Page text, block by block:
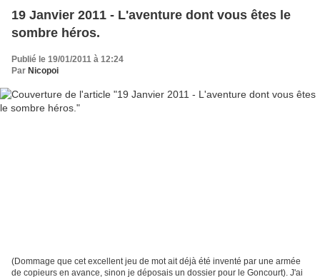
19 Janvier 2011 - L'aventure dont vous êtes le
sombre héros.
Publié le 19/01/2011 à 12:24
Par Nicopoi
(Dommage que cet excellent jeu de mot ait déjà été inventé par une armée
de copieurs en avance, sinon je déposais un dossier pour le Goncourt). J'ai